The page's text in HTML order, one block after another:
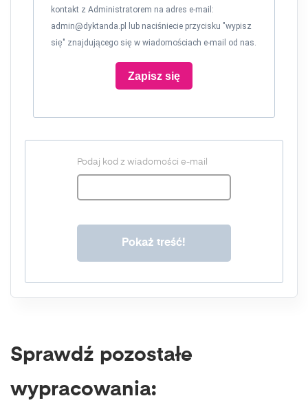
kontakt z Administratorem na adres e-mail:
admin@dyktanda.pl
lub naciśniecie przycisku "wypisz
się" znajdującego się w wiadomościach e-mail od nas.
Zapisz się
Podaj kod z wiadomości e-mail
Sprawdź pozostałe
wypracowania: